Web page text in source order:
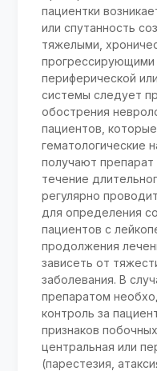
пациентки
или спутанность
тяжелыми,
прогрессирующими
периферической
системы следует
обострения
пациентов,
гематологические
получают препарат
течение
регулярно
для определения
пациентов с
продолжения
зависеть от
заболевания. В
препаратом
контроль за
признаков
центральная или
(парестезия,